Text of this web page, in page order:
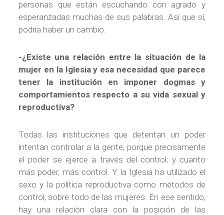
personas que están escuchando con agrado y
esperanzadas muchas de sus palabras. Así que sí,
podría haber un cambio.
-¿Existe una relación entre la situación de la
mujer en la Iglesia y esa necesidad que parece
tener la institución en imponer dogmas y
comportamientos respecto a su vida sexual y
reproductiva?
Todas las instituciones que detentan un poder
intentan controlar a la gente, porque precisamente
el poder se ejerce a través del control; y cuanto
más poder, más control. Y la Iglesia ha utilizado el
sexo y la política reproductiva como métodos de
control, sobre todo de las mujeres. En ese sentido,
hay una relación clara con la posición de las